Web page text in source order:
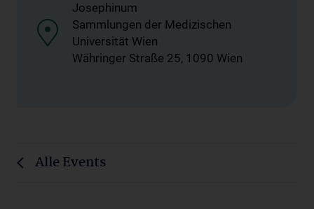
Josephinum
Sammlungen der Medizischen
Universität Wien
Währinger Straße 25, 1090 Wien
Alle Events